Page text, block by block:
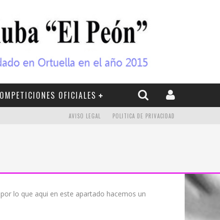
OFICIALES
AVISO LEGAL POLITICA DE PRIVACIDAD
lo que aqui en este apartado hacemos un